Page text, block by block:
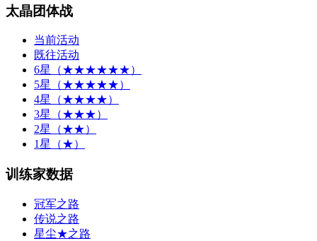
太晶团体战
当前活动
既往活动
6星（★★★★★★）
5星（★★★★★）
4星（★★★★）
3星（★★★）
2星（★★）
1星（★）
训练家数据
冠军之路
传说之路
星尘★之路